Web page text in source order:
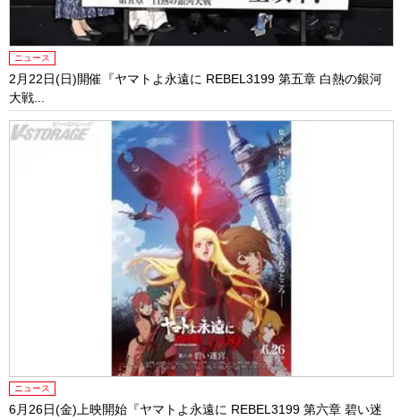
ニュース
2月22日(日)開催『ヤマトよ永遠に REBEL3199 第五章 白熱の銀河
大戦...
ニュース
6月26日(金)上映開始『ヤマトよ永遠に REBEL3199 第六章 碧い迷